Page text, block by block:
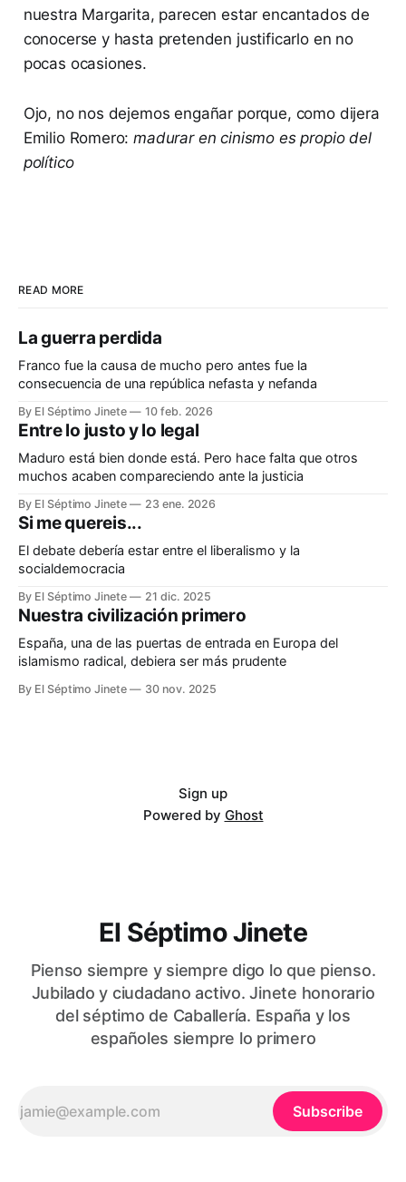
nuestra Margarita, parecen estar encantados de
conocerse y hasta pretenden justificarlo en no
pocas ocasiones.
Ojo, no nos dejemos engañar porque, como dijera
Emilio Romero: madurar en cinismo es propio del
político
READ MORE
La guerra perdida
Franco fue la causa de mucho pero antes fue la
consecuencia de una república nefasta y nefanda
By El Séptimo Jinete 10 feb. 2026
Entre lo justo y lo legal
Maduro está bien donde está. Pero hace falta que otros
muchos acaben compareciendo ante la justicia
By El Séptimo Jinete 23 ene. 2026
Si me quereis...
El debate debería estar entre el liberalismo y la
socialdemocracia
By El Séptimo Jinete 21 dic. 2025
Nuestra civilización primero
España, una de las puertas de entrada en Europa del
islamismo radical, debiera ser más prudente
By El Séptimo Jinete 30 nov. 2025
Sign up
Powered by Ghost
El Séptimo Jinete
Pienso siempre y siempre digo lo que pienso.
Jubilado y ciudadano activo. Jinete honorario
del séptimo de Caballería. España y los
españoles siempre lo primero
Subscribe